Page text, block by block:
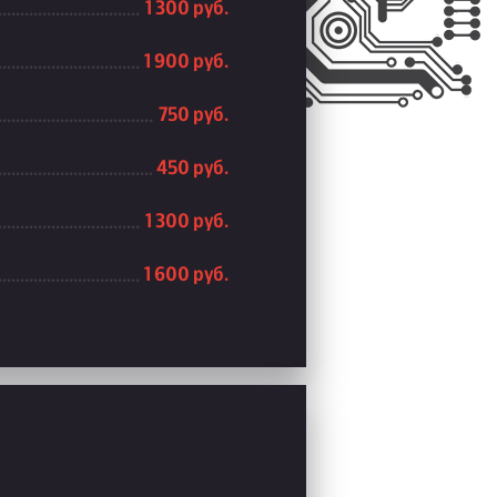
1 300 руб.
1 900 руб.
750 руб.
450 руб.
1 300 руб.
1 600 руб.